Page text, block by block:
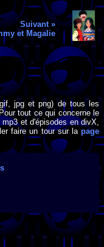
Suivant »
et Magalie
jpg et png) de tous les
tout ce qui concerne le
et d'épisodes en divX,
faire un tour sur la page